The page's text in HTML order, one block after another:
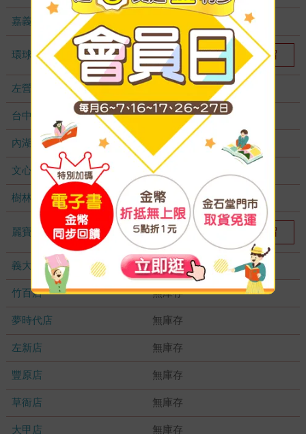
嘉義耐斯店
環球店 1 我要預留
左營店 無庫存
台中秀泰店 無庫存
內湖大潤發 無庫存
文心店 無庫存
樹林店 無庫存
麗寶店 1 我要預留
義大店 無庫存
竹百店 無庫存
夢時代店 無庫存
左新店 無庫存
豐原店 無庫存
草衙店 無庫存
大甲店 無庫存